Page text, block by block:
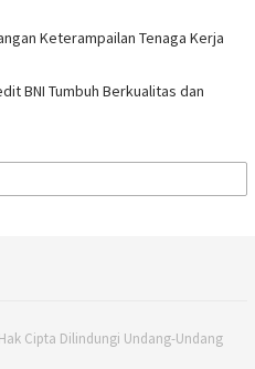
Keterampailan Tenaga Kerja
BNI Tumbuh Berkualitas dan
Cipta Dilindungi Undang-Undang